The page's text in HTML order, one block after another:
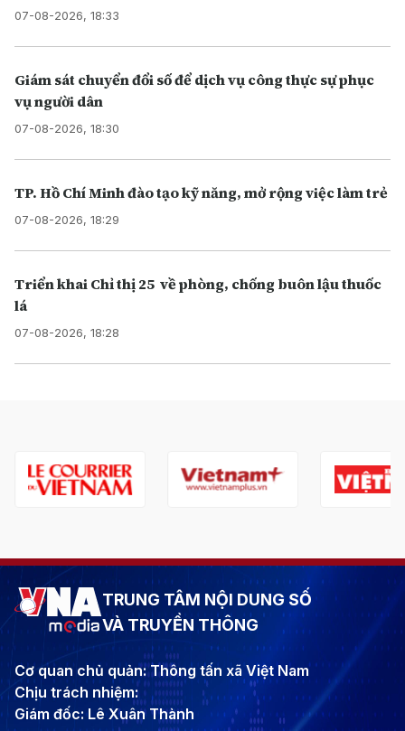
07-08-2026, 18:33
Giám sát chuyển đổi số để dịch vụ công thực sự phục
vụ người dân
07-08-2026, 18:30
TP. Hồ Chí Minh đào tạo kỹ năng, mở rộng việc làm trẻ
07-08-2026, 18:29
Triển khai Chỉ thị 25 về phòng, chống buôn lậu thuốc
lá
07-08-2026, 18:28
TRUNG TÂM NỘI DUNG SỐ
VÀ TRUYỀN THÔNG
Cơ quan chủ quản: Thông tấn xã Việt Nam
Chịu trách nhiệm:
Giám đốc: Lê Xuân Thành